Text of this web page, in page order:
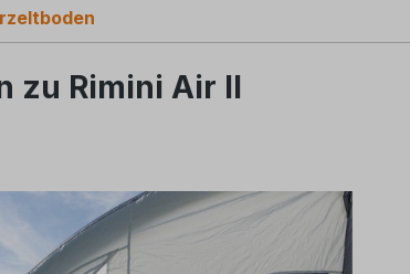
zu Rimini Air II